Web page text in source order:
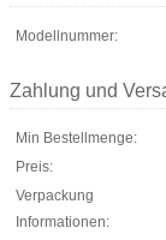
Modellnummer:
Zahlung und
Min Bestellmenge:
Preis:
Verpackung
Informationen: